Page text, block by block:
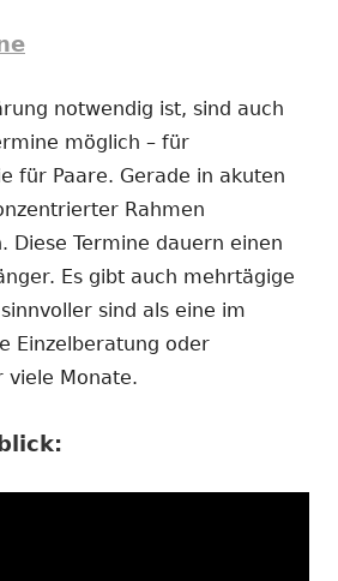
notwendig ist, sind auch
möglich – für
für Paare. Gerade in akuten
Rahmen
Diese Termine dauern einen
Es gibt auch mehrtägige
sind als eine im
Einzelberatung oder
viele Monate.